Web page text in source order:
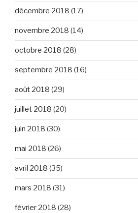
décembre 2018 (17)
novembre 2018 (14)
octobre 2018 (28)
septembre 2018 (16)
août 2018 (29)
juillet 2018 (20)
juin 2018 (30)
mai 2018 (26)
avril 2018 (35)
mars 2018 (31)
février 2018 (28)